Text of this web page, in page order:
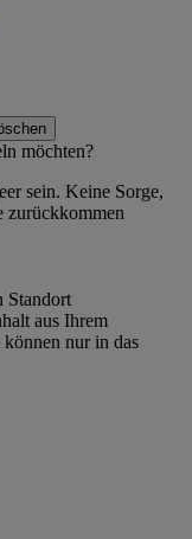
möchten?
sein. Keine Sorge,
zurückkommen
Standort
aus Ihrem
nur in das